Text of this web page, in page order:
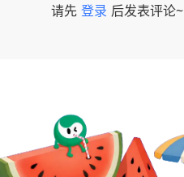
请先 登录 后发表评论~